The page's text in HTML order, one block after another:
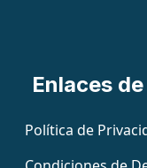
Enlaces
Política de